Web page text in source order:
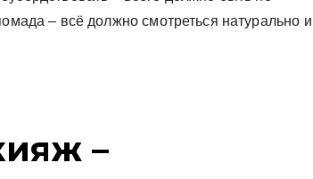
– всё должно смотреться натурально и
–